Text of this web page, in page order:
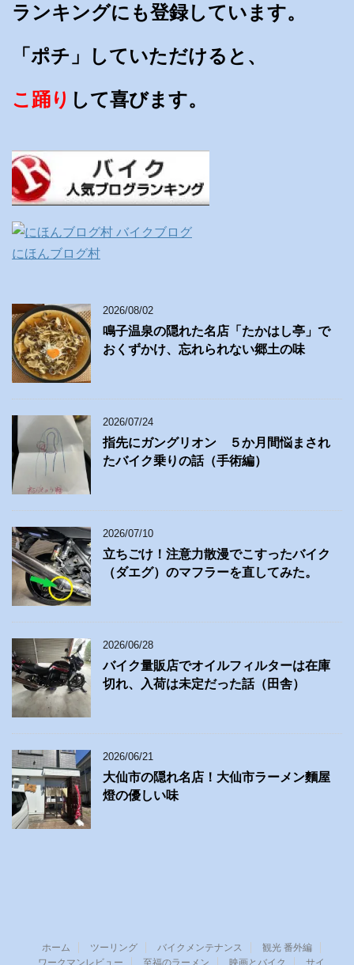
ランキングにも登録しています。
「ポチ」していただけると、
こ踊り して喜びます。
にほんブログ村
2026/08/02
鳴子温泉の隠れた名店「たかはし亭」で
おくずかけ、忘れられない郷土の味
2026/07/24
指先にガングリオン ５か月間悩まされ
たバイク乗りの話（手術編）
2026/07/10
立ちごけ！注意力散漫でこすったバイク
（ダエグ）のマフラーを直してみた。
2026/06/28
バイク量販店でオイルフィルターは在庫
切れ、入荷は未定だった話（田舎）
2026/06/21
大仙市の隠れ名店！大仙市ラーメン麵屋
燈の優しい味
ホーム ツーリング バイクメンテナンス
観光 番外編
ワークマンレビュー
至福のラーメン 映画とバイク サイ